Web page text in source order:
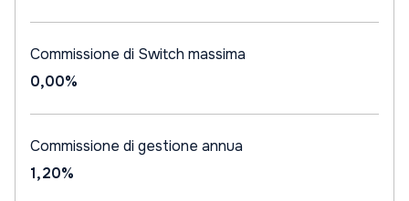
Commissione di Switch massima
0,00%
Commissione di gestione annua
1,20%